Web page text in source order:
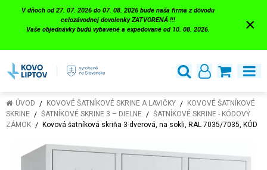
V dňoch od 27. 07. 2026 do 07. 08. 2026 bude naša firma z dôvodu
celozávodnej dovolenky ZATVORENÁ !!!
Vaše objednávky budú vybavené a expedované od 10. 08. 2026.
×
ÚVOD KOVOVÉ ŠATNÍKOVÉ SKRINE A LAVIČKY
KOVOVÉ ŠATNÍKOVÉ
SKRINE
ŠATNÍKOVÉ SKRINE 3 – DIELNE
ŠATNÍKOVÉ SKRINE - KÓDOVÝ
ZÁMOK
Kovová šatníková skriňa 3-dverová, na sokli, RAL 7035/7035, KÓD